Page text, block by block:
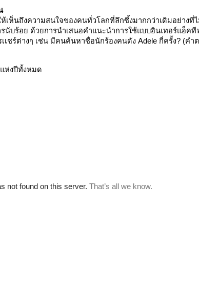
ห้เห็นถึงความสนใจของคนทั่วโลกที่ลึกซึ้งมากกว่าเดิมอย่างที่
รนับร้อย ด้วยการนำเสนอคำแนะนำการใช้แบบอินเทอร์แอ็ค
เเชร์ต่างๆ เช่น มีคนค้นหาชื่อนักร้องคนดัง Adele กี่ครั้ง? (คำ
ห่งปีทั้งหมด